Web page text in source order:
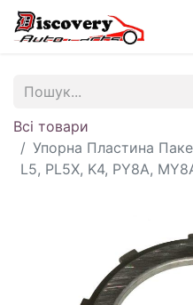
Всі товари
Упорна Пластина
L5, PL5X, K4, PY8A,